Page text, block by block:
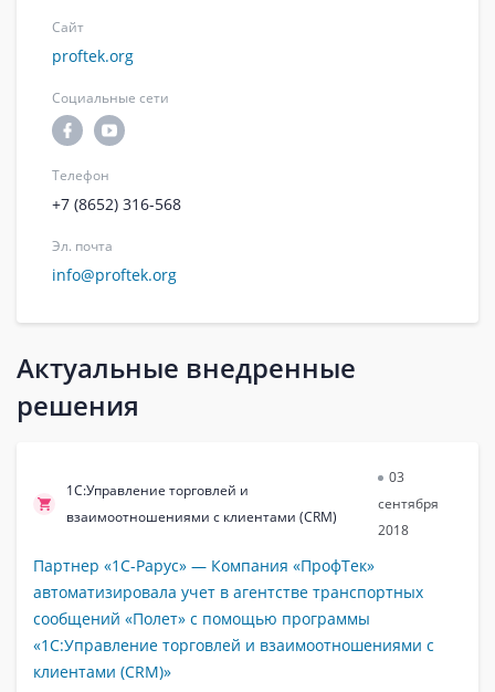
Сайт
proftek.org
Социальные сети
Телефон
+7 (8652) 316-568
Эл. почта
info@proftek.org
Актуальные внедренные
решения
1С:Управление торговлей и
взаимоотношениями с клиентами (CRM)
03
сентября
2018
Партнер «1С-Рарус» — Компания «ПрофТек»
автоматизировала учет в агентстве транспортных
сообщений «Полет» с помощью программы
«1С:Управление торговлей и взаимоотношениями с
клиентами (CRM)»